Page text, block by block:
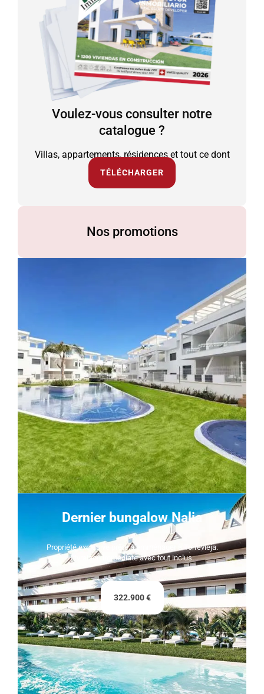
Voulez-vous consulter notre
catalogue ?
Villas, appartements, résidences et tout ce dont
vous avez besoin.
TÉLÉCHARGER
Nos promotions
Dernier bungalow Nalia
Propriété exclusive prête à emménager à Torrevieja.
Livraison immédiate avec tout inclus.
322.900 €